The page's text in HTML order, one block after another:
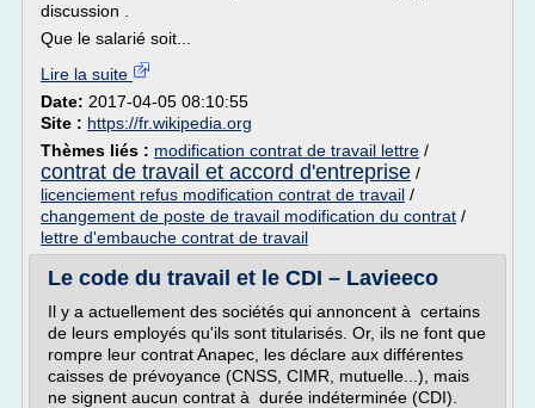
discussion .
Que le salarié soit...
Lire la suite
Date: 2017-04-05 08:10:55
Site : https://fr.wikipedia.org
Thèmes liés : modification contrat de travail lettre /
contrat de travail et accord d'entreprise /
licenciement refus modification contrat de travail /
changement de poste de travail modification du contrat /
lettre d'embauche contrat de travail
Le code du travail et le CDI – Lavieeco
Il y a actuellement des sociétés qui annoncent à certains
de leurs employés qu'ils sont titularisés. Or, ils ne font que
rompre leur contrat Anapec, les déclare aux différentes
caisses de prévoyance (CNSS, CIMR, mutuelle...), mais
ne signent aucun contrat à durée indéterminée (CDI).